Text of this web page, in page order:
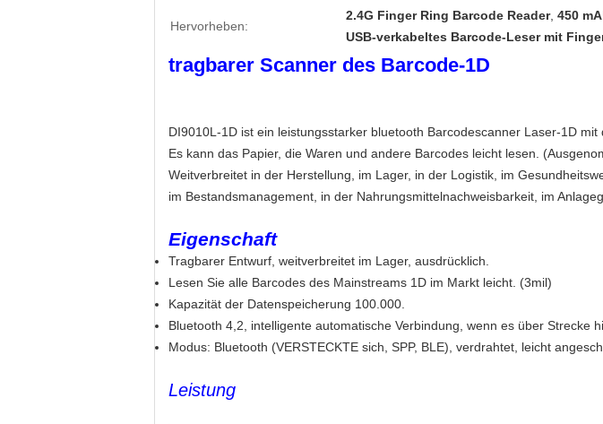
Hervorheben:
2.4G Finger Ring Barcode Reader, 450
USB-verkabeltes Barcode-Leser mit
tragbarer Scanner des Barcode-1D
DI9010L-1D ist ein leistungsstarker bluetooth Barcodescanner Laser-1D
Es kann das Papier, die Waren und andere Barcodes leicht lesen.
Weitverbreitet in der Herstellung, im Lager, in der Logistik, im
im Bestandsmanagement, in der Nahrungsmittelnachweisbarkeit, im
Eigenschaft
Tragbarer Entwurf, weitverbreitet im Lager, ausdrücklich.
Lesen Sie alle Barcodes des Mainstreams 1D im Markt leicht. (3mil)
Kapazität der Datenspeicherung 100.000.
Bluetooth 4,2, intelligente automatische Verbindung, wenn es über Strecke
Modus: Bluetooth (VERSTECKTE sich, SPP, BLE), verdrahtet, leicht
Leistung